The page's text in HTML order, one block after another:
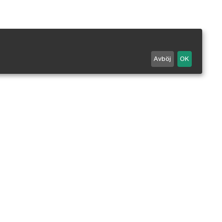
Avböj OK